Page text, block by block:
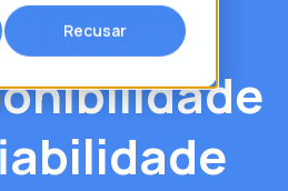
Recusar